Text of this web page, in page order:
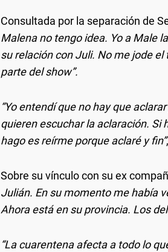
Consultada por la separación de
Malena no tengo idea. Yo a Male
su relación con Juli. No me jode
parte del show”.
“Yo entendí que no hay que
quieren escuchar la aclaración. Si
hago es reírme porque aclaré y fin”
Sobre su vínculo con su ex
Julián. En su momento me había
Ahora está en su provincia. Los
“La cuarentena afecta a todo lo